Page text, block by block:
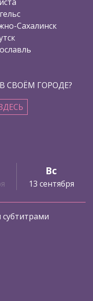
Сахалинск
СВОЁМ ГОРОДЕ?
Вс
13 сентября
субтитрами